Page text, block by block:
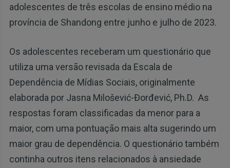
adolescentes de três escolas de ensino médio na
província de Shandong entre junho e julho de 2023.
Os adolescentes receberam um questionário que
utiliza uma versão revisada da Escala de
Dependência de Mídias Sociais, originalmente
elaborada por Jasna Milošević-Đorđević, Ph.D. As
respostas foram classificadas da menor para a
maior, com uma pontuação mais alta sugerindo um
maior grau de dependência. O questionário também
continha outros itens relacionados à ansiedade